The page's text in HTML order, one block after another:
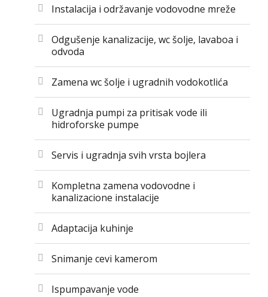
Instalacija i održavanje vodovodne mreže
Odgušenje kanalizacije, wc šolje, lavaboa i
odvoda
Zamena wc šolje i ugradnih vodokotlića
Ugradnja pumpi za pritisak vode ili
hidroforske pumpe
Servis i ugradnja svih vrsta bojlera
Kompletna zamena vodovodne i
kanalizacione instalacije
Adaptacija kuhinje
Snimanje cevi kamerom
Ispumpavanje vode